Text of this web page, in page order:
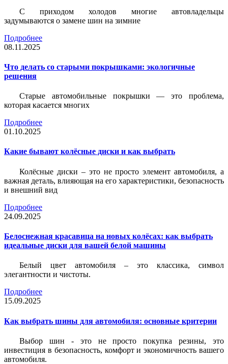
С приходом холодов многие автовладельцы
задумываются о замене шин на зимние
Подробнее
08.11.2025
Что делать со старыми покрышками: экологичные
решения
Старые автомобильные покрышки — это проблема,
которая касается многих
Подробнее
01.10.2025
Какие бывают колёсные диски и как выбрать
Колёсные диски – это не просто элемент автомобиля, а
важная деталь, влияющая на его характеристики, безопасность
и внешний вид
Подробнее
24.09.2025
Белоснежная красавица на новых колёсах: как выбрать
идеальные диски для вашей белой машины
Белый цвет автомобиля – это классика, символ
элегантности и чистоты.
Подробнее
15.09.2025
Как выбрать шины для автомобиля: основные критерии
Выбор шин - это не просто покупка резины, это
инвестиция в безопасность, комфорт и экономичность вашего
автомобиля.